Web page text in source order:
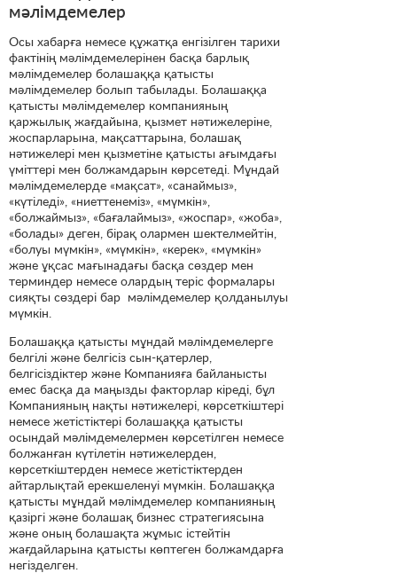
мәлімдемелер
Осы хабарға немесе құжатқа енгізілген тарихи
фактінің мәлімдемелерінен басқа барлық
мәлімдемелер болашаққа қатысты
мәлімдемелер болып табылады. Болашаққа
қатысты мәлімдемелер компанияның
қаржылық жағдайына, қызмет нәтижелеріне,
жоспарларына, мақсаттарына, болашақ
нәтижелері мен қызметіне қатысты ағымдағы
үміттері мен болжамдарын көрсетеді. Мұндай
мәлімдемелерде «мақсат», «санаймыз»,
«күтіледі», «ниеттенеміз», «мүмкін»,
«болжаймыз», «бағалаймыз», «жоспар», «жоба»,
«болады» деген, бірақ олармен шектелмейтін,
«болуы мүмкін», «мүмкін», «керек», «мүмкін»
және ұқсас мағынадағы басқа сөздер мен
терминдер немесе олардың теріс формалары
сияқты сөздері бар мәлімдемелер қолданылуы
мүмкін.
Болашаққа қатысты мұндай мәлімдемелерге
белгілі және белгісіз сын-қатерлер,
белгісіздіктер және Компанияға байланысты
емес басқа да маңызды факторлар кіреді, бұл
Компанияның нақты нәтижелері, көрсеткіштері
немесе жетістіктері болашаққа қатысты
осындай мәлімдемелермен көрсетілген немесе
болжанған күтілетін нәтижелерден,
көрсеткіштерден немесе жетістіктерден
айтарлықтай ерекшеленуі мүмкін. Болашаққа
қатысты мұндай мәлімдемелер компанияның
қазіргі және болашақ бизнес стратегиясына
және оның болашақта жұмыс істейтін
жағдайларына қатысты көптеген болжамдарға
негізделген.